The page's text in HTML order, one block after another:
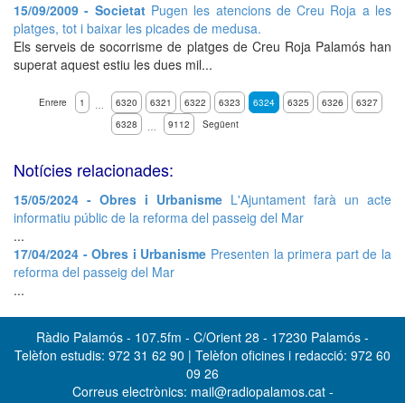
15/09/2009 - Societat Pugen les atencions de Creu Roja a les
platges, tot i baixar les picades de medusa.
Els serveis de socorrisme de platges de Creu Roja Palamós han
superat aquest estiu les dues mil...
Enrere 1 … 6320 6321 6322 6323 6324 6325 6326
6327
6328
… 9112 Següent
Notícies relacionades:
15/05/2024 - Obres i Urbanisme L'Ajuntament farà un acte
informatiu públic de la reforma del passeig del Mar
...
17/04/2024 - Obres i Urbanisme Presenten la primera part de la
reforma del passeig del Mar
...
Ràdio Palamós - 107.5fm - C/Orient 28 - 17230 Palamós -
Telèfon estudis: 972 31 62 90 | Telèfon oficines i redacció: 972 60
09 26
Correus electrònics: mail@radiopalamos.cat -